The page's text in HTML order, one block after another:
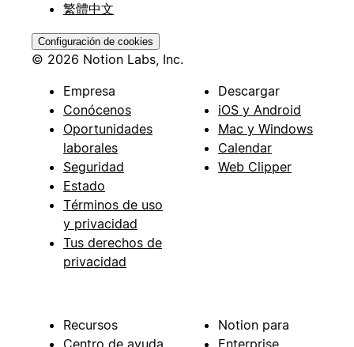
繁體中文
Configuración de cookies
© 2026 Notion Labs, Inc.
Empresa
Conócenos
Oportunidades
laborales
Seguridad
Estado
Términos de uso
y privacidad
Tus derechos de
privacidad
Descargar
iOS y Android
Mac y Windows
Calendar
Web Clipper
Recursos
Notion para